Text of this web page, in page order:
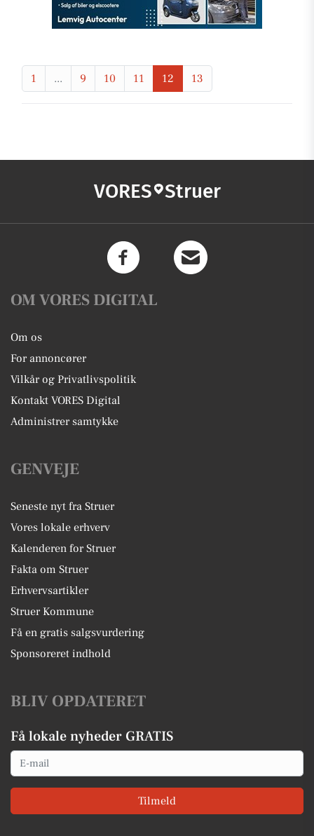
1 ... 9 10 11 12 13
VORES Struer
OM VORES DIGITAL
Om os
For annoncører
Vilkår og Privatlivspolitik
Kontakt VORES Digital
Administrer samtykke
GENVEJE
Seneste nyt fra Struer
Vores lokale erhverv
Kalenderen for Struer
Fakta om Struer
Erhvervsartikler
Struer Kommune
Få en gratis salgsvurdering
Sponsoreret indhold
BLIV OPDATERET
Få lokale nyheder GRATIS
Email
Tilmeld